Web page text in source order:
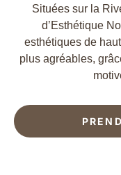
Situées sur la
d’Esthétique
esthétiques de
plus agréables,